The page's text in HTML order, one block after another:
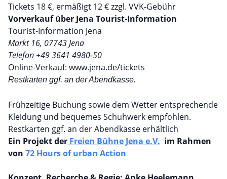
Tickets 18 €, ermäßigt 12 € zzgl. VVK-Gebühr
Vorverkauf über Jena Tourist-Information
Tourist-Information Jena
Markt 16, 07743 Jena
Telefon +49 3641 4980-50
Online-Verkauf: www.jena.de/tickets
Restkarten ggf. an der Abendkasse.
Frühzeitige Buchung sowie dem Wetter entsprechende
Kleidung und bequemes Schuhwerk empfohlen.
Restkarten ggf. an der Abendkasse erhältlich
Ein Projekt der Freien Bühne Jena e.V. im Rahmen
von 72 Hours of urban Action